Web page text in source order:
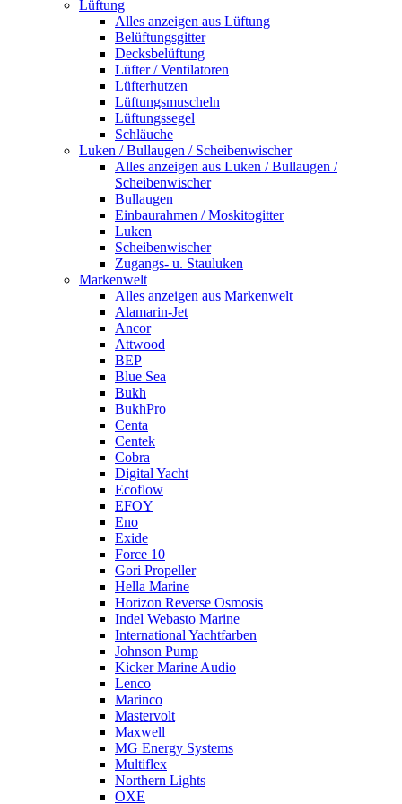
Lüftung
Alles anzeigen aus Lüftung
Belüftungsgitter
Decksbelüftung
Lüfter / Ventilatoren
Lüfterhutzen
Lüftungsmuscheln
Lüftungssegel
Schläuche
Luken / Bullaugen / Scheibenwischer
Alles anzeigen aus Luken / Bullaugen /
Scheibenwischer
Bullaugen
Einbaurahmen / Moskitogitter
Luken
Scheibenwischer
Zugangs- u. Stauluken
Markenwelt
Alles anzeigen aus Markenwelt
Alamarin-Jet
Ancor
Attwood
BEP
Blue Sea
Bukh
BukhPro
Centa
Centek
Cobra
Digital Yacht
Ecoflow
EFOY
Eno
Exide
Force 10
Gori Propeller
Hella Marine
Horizon Reverse Osmosis
Indel Webasto Marine
International Yachtfarben
Johnson Pump
Kicker Marine Audio
Lenco
Marinco
Mastervolt
Maxwell
MG Energy Systems
Multiflex
Northern Lights
OXE